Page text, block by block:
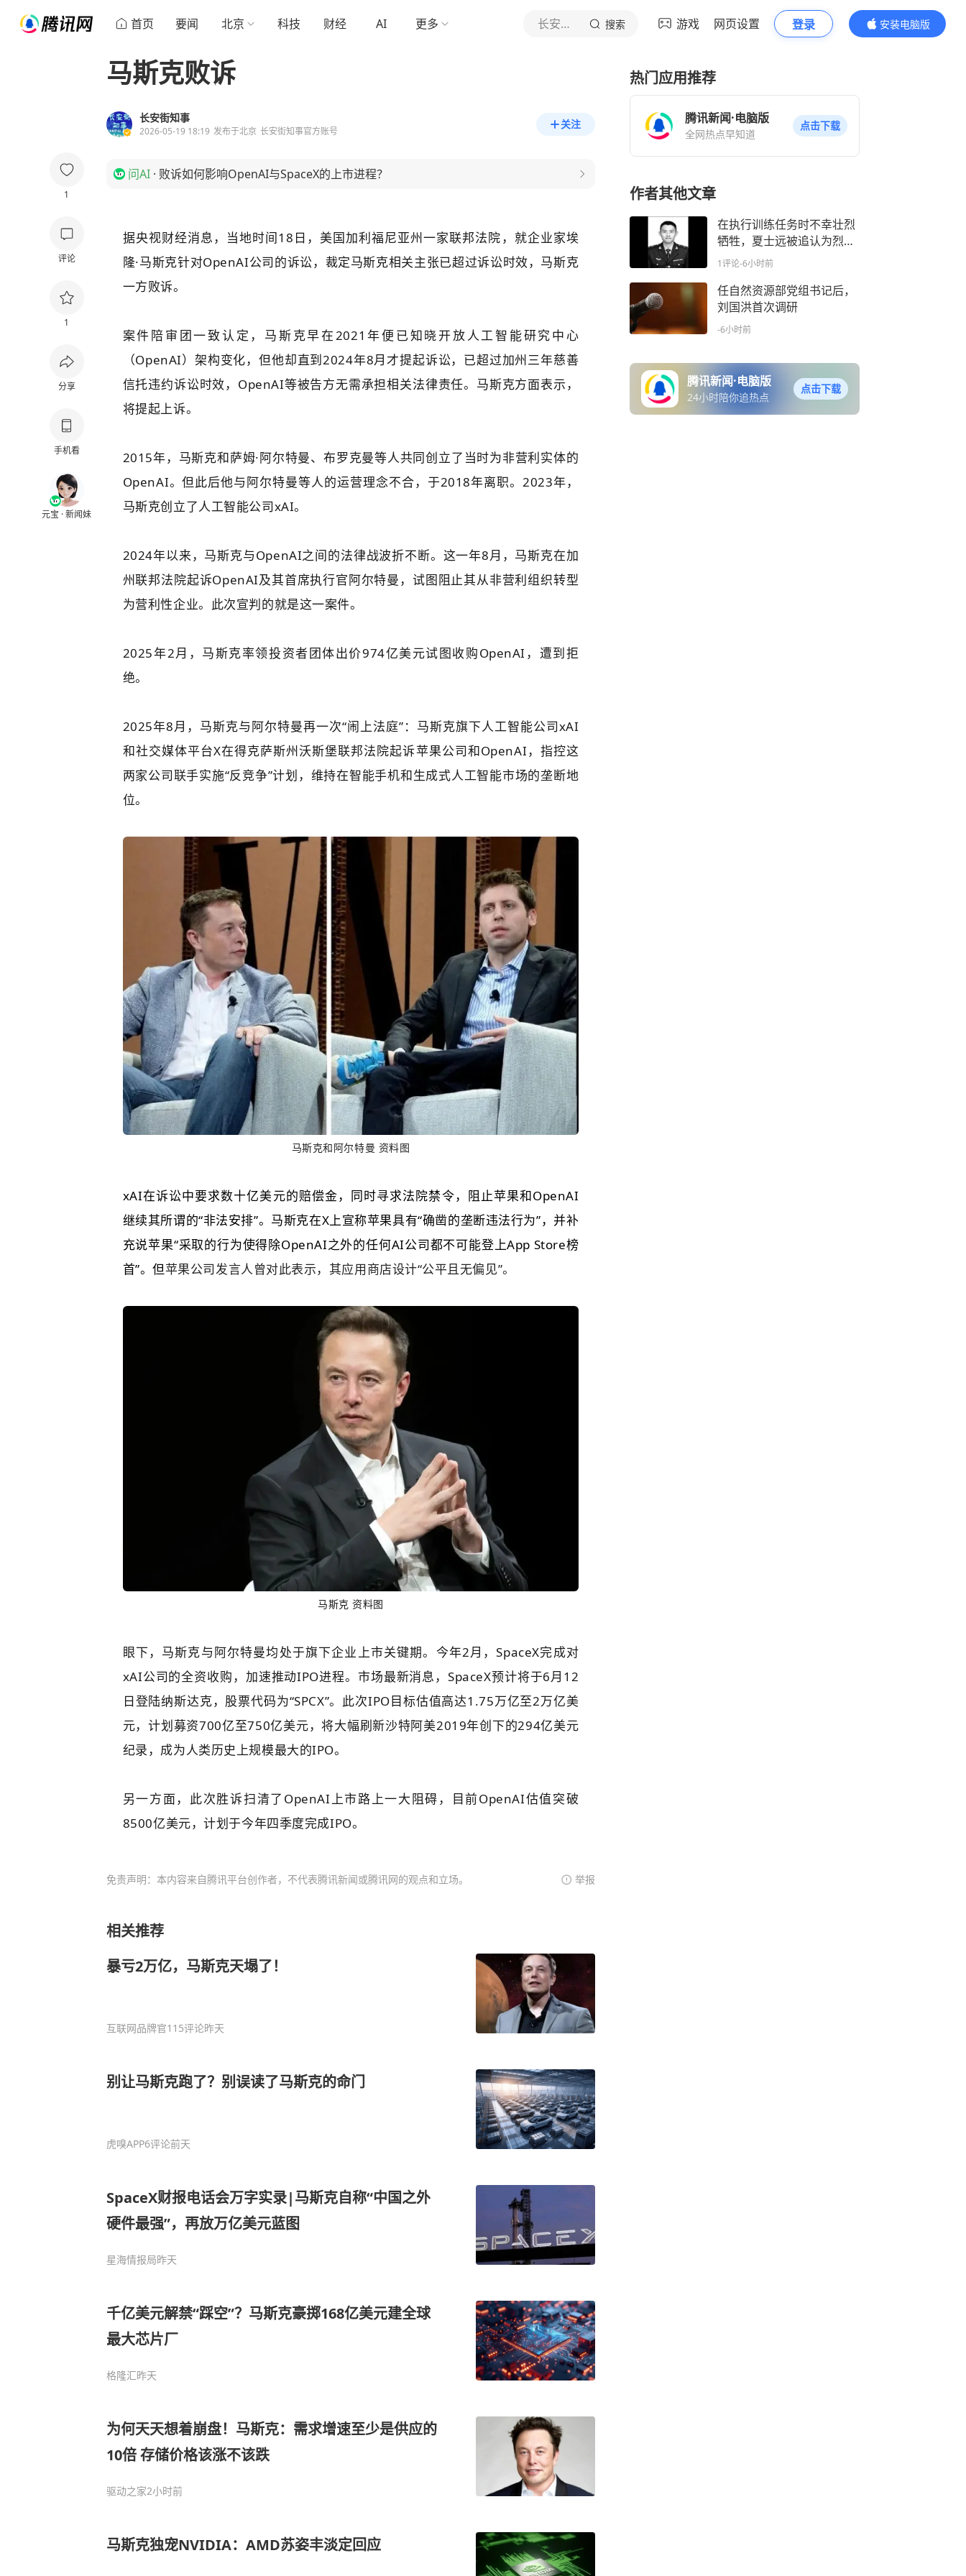
首页 要闻 北京 科技 财经 AI 更多 长安街知事 搜索 游戏 网页设置 登录
安装电脑版
内容更精彩
1
评论
1
分享
手机看
元宝 · 新闻妹
马斯克败诉
长安街知事
2026-05-19 18:19 发布于北京 长安街知事官方账号
关注
问AI · 败诉如何影响OpenAI与SpaceX的上市进程？
据央视财经消息，当地时间18日，美国加利福尼亚州一家联邦法院，就企业家埃
隆·马斯克针对OpenAI公司的诉讼，裁定马斯克相关主张已超过诉讼时效，马斯克
一方败诉。
案件陪审团一致认定，马斯克早在2021年便已知晓开放人工智能研究中心
（OpenAI）架构变化，但他却直到2024年8月才提起诉讼，已超过加州三年慈善
信托违约诉讼时效，OpenAI等被告方无需承担相关法律责任。马斯克方面表示，
将提起上诉。
2015年，马斯克和萨姆·阿尔特曼、布罗克曼等人共同创立了当时为非营利实体的
OpenAI。但此后他与阿尔特曼等人的运营理念不合，于2018年离职。2023年，
马斯克创立了人工智能公司xAI。
2024年以来，马斯克与OpenAI之间的法律战波折不断。这一年8月，马斯克在加
州联邦法院起诉OpenAI及其首席执行官阿尔特曼 ，试图阻止其从非营利组织转型
为营利性企业。此次宣判的就是这一案件。
2025年2月，马斯克率领投资者团体出价974亿美元试图收购OpenAI，遭到拒
绝。
2025年8月， 马斯克与阿尔特曼再一次“闹上法庭”： 马斯克旗下人工智能公司xAI
和社交媒体平台X在得克萨斯州沃斯堡联邦法院起诉苹果公司和OpenAI ， 指控这
两家公司联手实施“反竞争”计划，维持在智能手机和生成式人工智能市场的垄断地
位。
马斯克和阿尔特曼 资料图
xAI在诉讼中要求数十亿美元的赔偿金，同时寻求法院禁令，阻止苹果和OpenAI
继续其所谓的“非法安排”。马斯克在X上宣称苹果具有“确凿的垄断违法行为”，并补
充说苹果“采取的行为使得除OpenAI之外的任何AI公司都不可能登上App Store榜
首”。但苹果公司发言人曾对此表示，其应用商店设计“公平且无偏见”。
马斯克 资料图
眼下，马斯克与阿尔特曼均处于旗下企业上市关键期。今年2月，SpaceX完成对
xAI公司的全资收购，加速推动IPO进程。市场最新消息，SpaceX预计将于6月12
日登陆纳斯达克，股票代码为“SPCX”。此次IPO目标估值高达1.75万亿至2万亿美
元，计划募资700亿至750亿美元，将大幅刷新沙特阿美2019年创下的294亿美元
纪录，成为人类历史上规模最大的IPO。
另一方面，此次胜诉扫清了OpenAI上市路上一大阻碍，目前OpenAI估值突破
8500亿美元，计划于今年四季度完成IPO。
免责声明：本内容来自腾讯平台创作者，不代表腾讯新闻或腾讯网的观点和立场。 举报
相关推荐
暴亏2万亿，马斯克天塌了！
互联网品牌官115评论昨天
别让马斯克跑了？别误读了马斯克的命门
虎嗅APP6评论前天
SpaceX财报电话会万字实录|马斯克自称“中国之外
硬件最强”，再放万亿美元蓝图
星海情报局昨天
千亿美元解禁“踩空”？马斯克豪掷168亿美元建全球
最大芯片厂
格隆汇昨天
为何天天想着崩盘！马斯克：需求增速至少是供应的
10倍 存储价格该涨不该跌
驱动之家2小时前
马斯克独宠NVIDIA：AMD苏姿丰淡定回应
热门应用推荐
腾讯新闻·电脑版
全网热点早知道
点击下载
作者其他文章
在执行训练任务时不幸壮烈
牺牲，夏士远被追认为烈
士、追记个人三等功
1评论-6小时前
任自然资源部党组书记后，
刘国洪首次调研
-6小时前
腾讯新闻·电脑版
24小时陪你追热点
点击下载